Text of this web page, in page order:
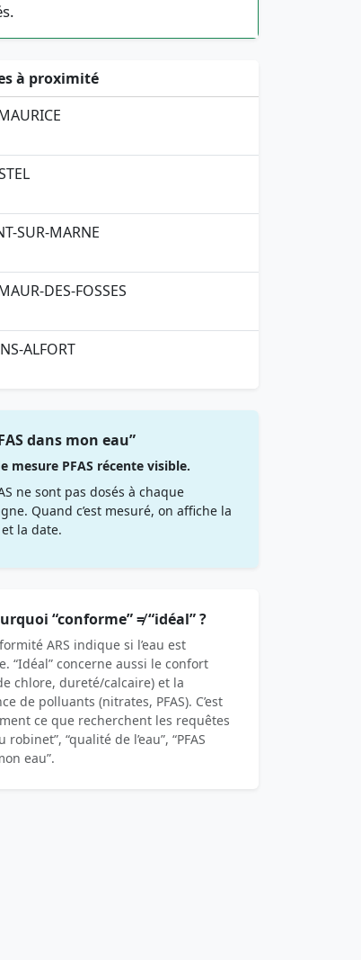
à proximité
SUR-MARNE
DES-FOSSES
ALFORT
dans mon eau”
mesure PFAS récente visible.
ne sont pas dosés à chaque
Quand c’est mesuré, on affiche la
la date.
“conforme” ≠ “idéal” ?
ARS indique si l’eau est
“Idéal” concerne aussi le confort
chlore, dureté/calcaire) et la
de polluants (nitrates, PFAS). C’est
ce que recherchent les requêtes
robinet”, “qualité de l’eau”, “PFAS
eau”.